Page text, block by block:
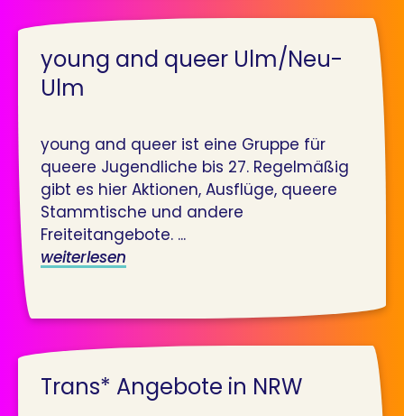
young and queer Ulm/Neu-
Ulm
young and queer ist eine Gruppe für
queere Jugendliche bis 27. Regelmäßig
gibt es hier Aktionen, Ausflüge, queere
Stammtische und andere
Freiteitangebote. ...
weiterlesen
Trans* Angebote in NRW